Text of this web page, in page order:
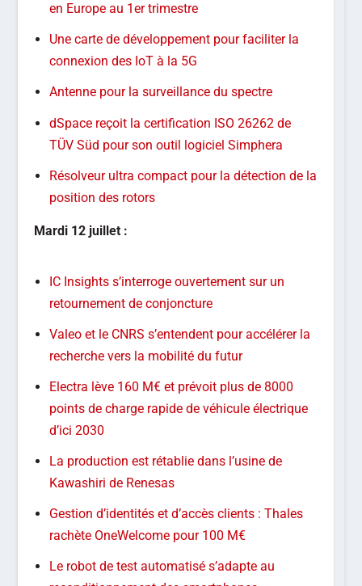
en Europe au 1er trimestre
Une carte de développement pour faciliter la
connexion des IoT à la 5G
Antenne pour la surveillance du spectre
dSpace reçoit la certification ISO 26262 de
TÜV Süd pour son outil logiciel Simphera
Résolveur ultra compact pour la détection de la
position des rotors
Mardi 12 juillet :
IC Insights s’interroge ouvertement sur un
retournement de conjoncture
Valeo et le CNRS s’entendent pour accélérer la
recherche vers la mobilité du futur
Electra lève 160 M€ et prévoit plus de 8000
points de charge rapide de véhicule électrique
d’ici 2030
La production est rétablie dans l’usine de
Kawashiri de Renesas
Gestion d’identités et d’accès clients : Thales
rachète OneWelcome pour 100 M€
Le robot de test automatisé s’adapte au